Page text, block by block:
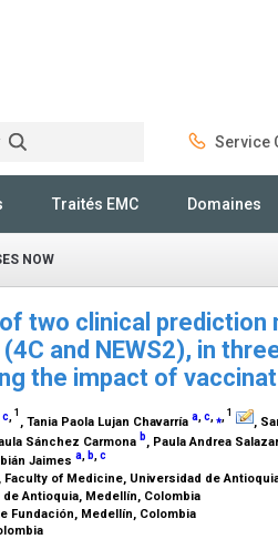
Service
Traités EMC Domaines
NOW
two clinical
and NEWS2), in
the impact of
c, 1
, Tania Paola Lujan Chavarría a,c,⁎, 1
,
Sánchez Carmona b, Paula Andrea
Jaimes a, b,c
of Medicine, Universidad de
Antioquia, Medellín, Colombia
Fundación, Medellín, Colombia